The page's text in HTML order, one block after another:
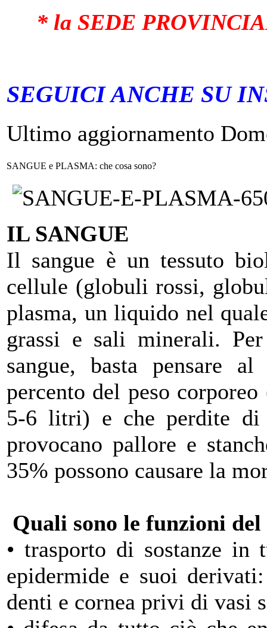
* la SEDE
SEGUICI ANCHE SU
Ultimo aggiornamento
SANGUE e PLASMA: che cosa sono?
IL SANGUE
Il sangue è un tessuto
cellule (globuli rossi,
plasma, un liquido nel
grassi e sali minerali.
sangue, basta pensare
percento del peso
5-6 litri) e che perdite di
provocano pallore e
35% possono causare la
Quali sono le funzioni del
• trasporto di sostanze
epidermide e suoi
denti e cornea privi di vasi